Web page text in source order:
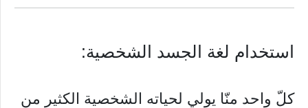
استخدام لغة الجسد الشخصية:
كلّ واحد منّا يولي لحياته الشخصية الكثير من